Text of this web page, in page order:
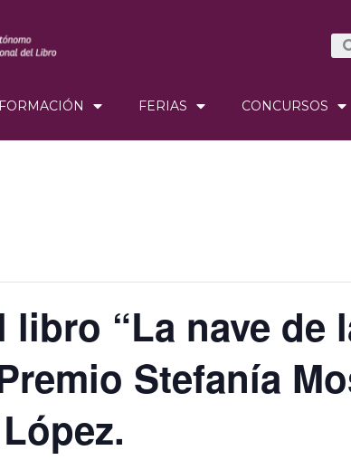
FORMACIÓN FERIAS CONCURSOS
“La nave de
Stefanía